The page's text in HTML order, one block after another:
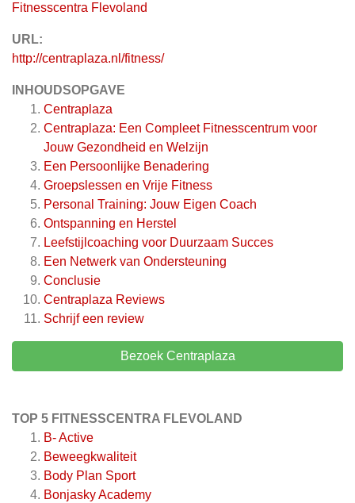
Fitnesscentra Flevoland
URL:
http://centraplaza.nl/fitness/
INHOUDSOPGAVE
Centraplaza
Centraplaza: Een Compleet Fitnesscentrum voor
Jouw Gezondheid en Welzijn
Een Persoonlijke Benadering
Groepslessen en Vrije Fitness
Personal Training: Jouw Eigen Coach
Ontspanning en Herstel
Leefstijlcoaching voor Duurzaam Succes
Een Netwerk van Ondersteuning
Conclusie
Centraplaza Reviews
Schrijf een review
Bezoek Centraplaza
TOP 5 FITNESSCENTRA FLEVOLAND
B- Active
Beweegkwaliteit
Body Plan Sport
Bonjasky Academy